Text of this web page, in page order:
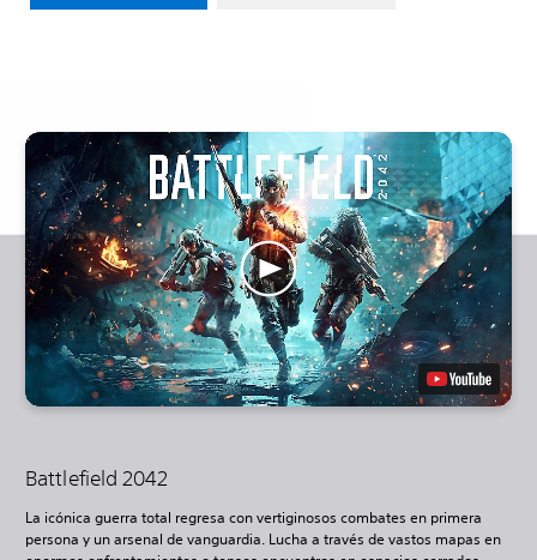
Battlefield 2042
La icónica guerra total regresa con vertiginosos combates en primera
persona y un arsenal de vanguardia. Lucha a través de vastos mapas en